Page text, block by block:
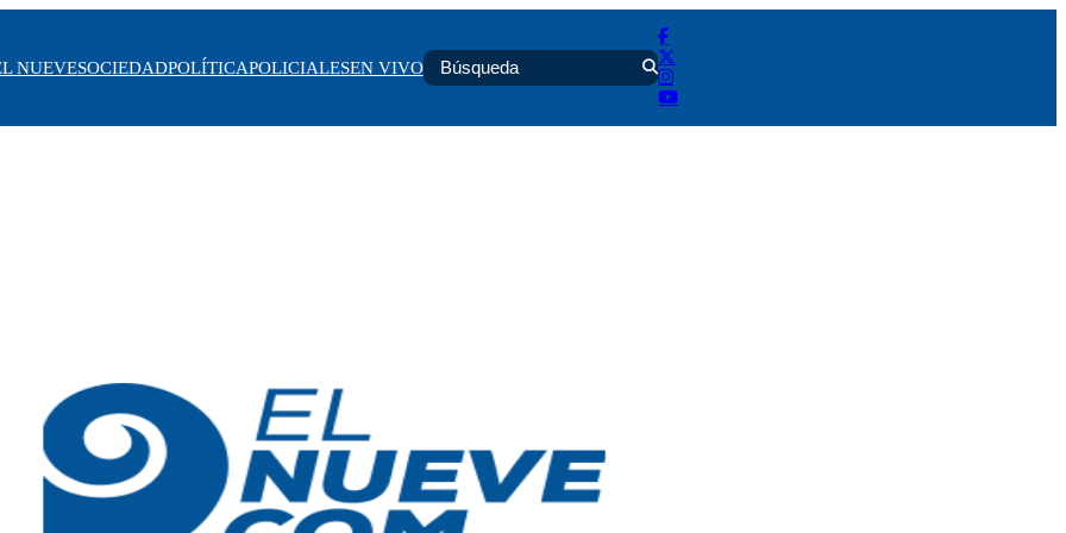
NUEVESOCIEDADPOLÍTICAPOLICIALESEN VIVO